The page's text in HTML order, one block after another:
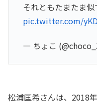
それともたまたま
pic.twitter.com/
— ちょこ
松浦匡希さんは、2018